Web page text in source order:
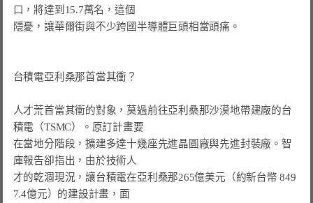
隱憂，讓華爾街與不少跨國半導體巨頭相當頭痛。
台積電亞利桑那首當其衝？
人才荒首當其衝的對象，莫過前往亞利桑那沙漠地帶建廠的台
積電（TSMC）。原訂計畫要
在當地分階段，擴建多達十幾座先進晶圓廠與先進封裝廠。 智
才的乾涸現況，讓台積電在亞利桑那265億美元（約新台幣 849